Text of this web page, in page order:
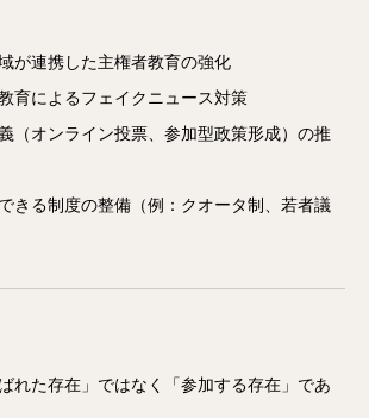
が連携した主権者教育の強化
育によるフェイクニュース対策
（オンライン投票、参加型政策形成）の推
きる制度の整備（例：クオータ制、若者議
れた存在」ではなく「参加する存在」であ